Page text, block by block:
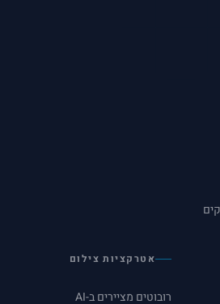
אטרקציות צילום
רובוטים מציירים ב-AI